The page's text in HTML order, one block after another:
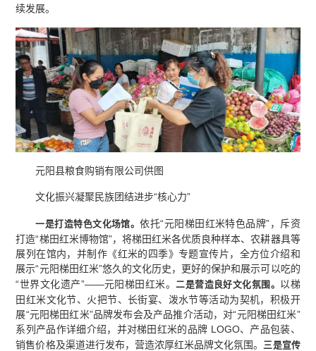
续发展。
元阳县粮食购销有限公司供图
文化振兴凝聚民族团结进步“核心力”
一是打造特色文化场馆。依托“元阳梯田红米特色品牌”，斥资
打造“梯田红米博物馆”，将梯田红米各优质良种样本、农耕器具等
展列在馆内，并制作《红米的四季》专题宣传片，全方位介绍和
展示“元阳梯田红米”悠久的文化历史，更好的保护和展示可以吃的
“世界文化遗产”——元阳梯田红米。二是营造良好文化氛围。 以梯
田红米文化节、火把节、长街宴、泼水节等活动为契机，积极开
展“元阳梯田红米”品牌发布会及产品推介活动，对“元阳梯田红米”
系列产品作详细介绍，并对梯田红米的品牌 LOGO、产品包装、
销售价格及渠道进行发布，营造浓厚红米品牌文化氛围。 三是宣传